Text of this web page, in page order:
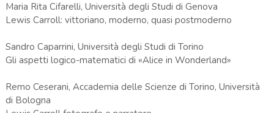
Maria Rita Cifarelli, Università degli Studi di Genova
Lewis Carroll: vittoriano, moderno, quasi postmoderno
Sandro Caparrini, Università degli Studi di Torino
Gli aspetti logico-matematici di «Alice in Wonderland»
Remo Ceserani, Accademia delle Scienze di Torino, Università
di Bologna